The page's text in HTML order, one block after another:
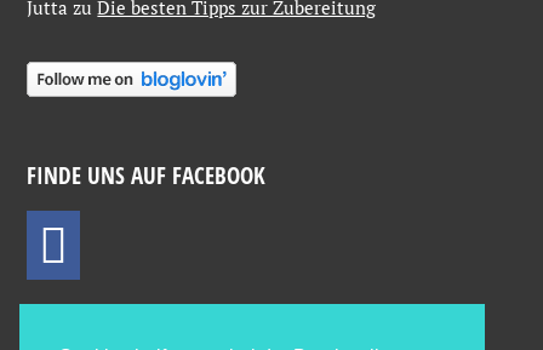
Jutta zuDie besten Tipps zur Zubereitung
FINDE UNS AUF FACEBOOK